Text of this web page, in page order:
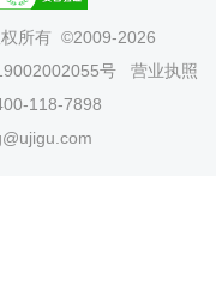
所有 ©2009-2026
号
营业执照
118-7898